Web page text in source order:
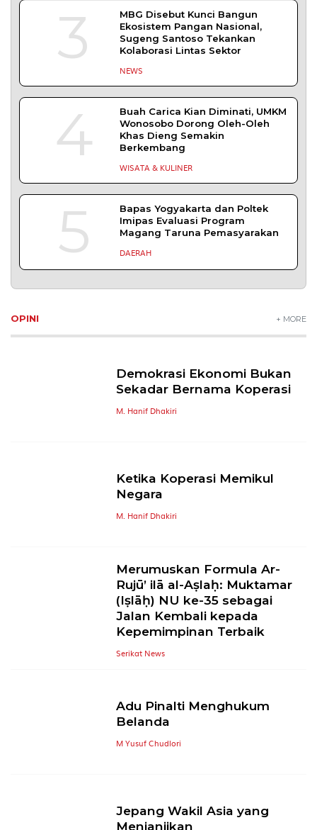
3
MBG Disebut Kunci Bangun
Ekosistem Pangan Nasional,
Sugeng Santoso Tekankan
Kolaborasi Lintas Sektor
NEWS
4
Buah Carica Kian Diminati, UMKM
Wonosobo Dorong Oleh-Oleh
Khas Dieng Semakin
Berkembang
WISATA & KULINER
5
Bapas Yogyakarta dan Poltek
Imipas Evaluasi Program
Magang Taruna Pemasyarakan
DAERAH
OPINI + MORE
Demokrasi Ekonomi Bukan
Sekadar Bernama Koperasi
M. Hanif Dhakiri
Ketika Koperasi Memikul
Negara
M. Hanif Dhakiri
Merumuskan Formula Ar-
Rujū’ ilā al-Aṣlaḥ: Muktamar
(Iṣlāḥ) NU ke-35 sebagai
Jalan Kembali kepada
Kepemimpinan Terbaik
Serikat News
Adu Pinalti Menghukum
Belanda
M Yusuf Chudlori
Jepang Wakil Asia yang
Menjanjikan